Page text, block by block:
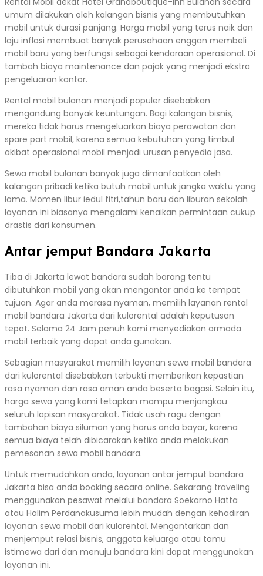
umum dilakukan oleh kalangan bisnis yang membutuhkan
mobil untuk durasi panjang. Harga mobil yang terus naik dan
laju inflasi membuat banyak perusahaan enggan membeli
mobil baru yang berfungsi sebagai kendaraan operasional. Di
tambah biaya maintenance dan pajak yang menjadi ekstra
pengeluaran kantor.
Rental mobil bulanan menjadi populer disebabkan
mengandung banyak keuntungan. Bagi kalangan bisnis,
mereka tidak harus mengeluarkan biaya perawatan dan
spare part mobil, karena semua kebutuhan yang timbul
akibat operasional mobil menjadi urusan penyedia jasa.
Sewa mobil bulanan banyak juga dimanfaatkan oleh
kalangan pribadi ketika butuh mobil untuk jangka waktu yang
lama. Momen libur iedul fitri,tahun baru dan liburan sekolah
layanan ini biasanya mengalami kenaikan permintaan cukup
drastis dari konsumen.
Antar jemput Bandara Jakarta
Tiba di Jakarta lewat bandara sudah barang tentu
dibutuhkan mobil yang akan mengantar anda ke tempat
tujuan. Agar anda merasa nyaman, memilih layanan rental
mobil bandara Jakarta dari kulorental adalah keputusan
tepat. Selama 24 Jam penuh kami menyediakan armada
mobil terbaik yang dapat anda gunakan.
Sebagian masyarakat memilih layanan sewa mobil bandara
dari kulorental disebabkan terbukti memberikan kepastian
rasa nyaman dan rasa aman anda beserta bagasi. Selain itu,
harga sewa yang kami tetapkan mampu menjangkau
seluruh lapisan masyarakat. Tidak usah ragu dengan
tambahan biaya siluman yang harus anda bayar, karena
semua biaya telah dibicarakan ketika anda melakukan
pemesanan sewa mobil bandara.
Untuk memudahkan anda, layanan antar jemput bandara
Jakarta bisa anda booking secara online. Sekarang traveling
menggunakan pesawat melalui bandara Soekarno Hatta
atau Halim Perdanakusuma lebih mudah dengan kehadiran
layanan sewa mobil dari kulorental. Mengantarkan dan
menjemput relasi bisnis, anggota keluarga atau tamu
istimewa dari dan menuju bandara kini dapat menggunakan
layanan ini.